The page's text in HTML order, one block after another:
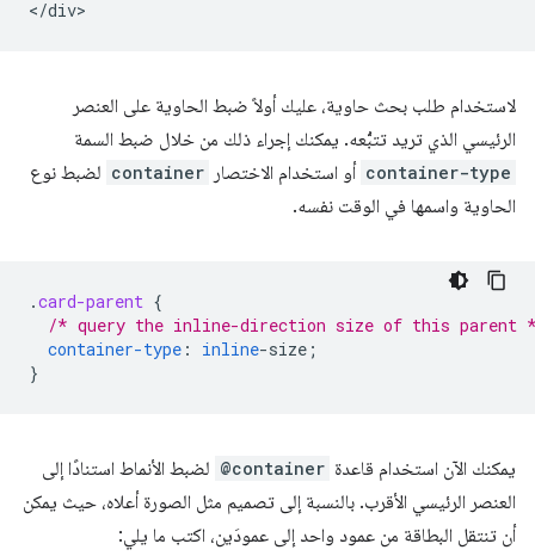
لاستخدام طلب بحث حاوية، عليك أولاً ضبط الحاوية على العنصر
الرئيسي الذي تريد تتبُّعه. يمكنك إجراء ذلك من خلال ضبط السمة
container-type أو استخدام الاختصار container لضبط نوع
الحاوية واسمها في الوقت نفسه.
.card-parent {
/* query the inline-direction size of this parent
container-type : inline-size ;
}
يمكنك الآن استخدام قاعدة @container لضبط الأنماط استنادًا إلى
العنصر الرئيسي الأقرب. بالنسبة إلى تصميم مثل الصورة أعلاه، حيث يمكن
أن تنتقل البطاقة من عمود واحد إلى عمودَين، اكتب ما يلي: